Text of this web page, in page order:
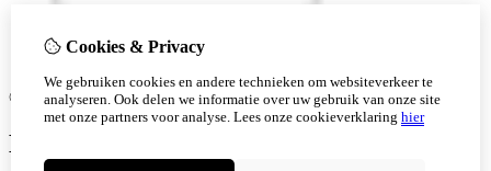
© Copyright 2026 |
Cookies & Privacy
We gebruiken cookies en andere technieken om websiteverkeer te
analyseren. Ook delen we informatie over uw gebruik van onze site
met onze partners voor analyse. Lees onze cookieverklaring hier
Ben je 18 of ouder?